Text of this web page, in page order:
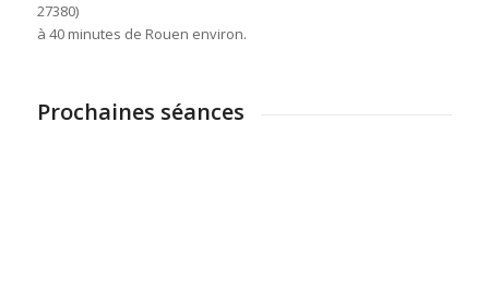
27380)
à 40 minutes de Rouen environ.
Prochaines séances